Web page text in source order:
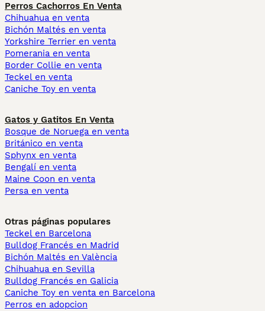
Perros Cachorros En Venta
Chihuahua en venta
Bichón Maltés en venta
Yorkshire Terrier en venta
Pomerania en venta
Border Collie en venta
Teckel en venta
Caniche Toy en venta
Gatos y Gatitos En Venta
Bosque de Noruega en venta
Británico en venta
Sphynx en venta
Bengalí en venta
Maine Coon en venta
Persa en venta
Otras páginas populares
Teckel en Barcelona
Bulldog Francés en Madrid
Bichón Maltés en València
Chihuahua en Sevilla
Bulldog Francés en Galicia
Caniche Toy en venta en Barcelona
Perros en adopcion